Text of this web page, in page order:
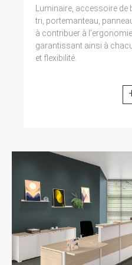
Luminaire, accessoire de
tri, portemanteau,
à contribuer à
garantissant ainsi à
et flexibilité.